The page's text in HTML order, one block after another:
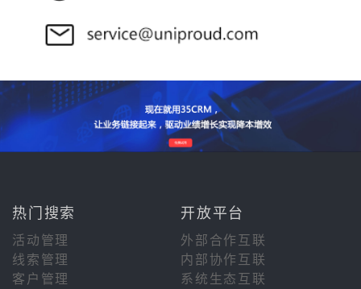
热门搜索 开放平台
活动管理
外部合作互联
线索管理
内部协作互联
客户管理
系统生态互联